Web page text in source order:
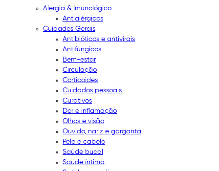
Alergia & Imunológico
Antialérgicos
Cuidados Gerais
Antibióticos e antivirais
Antifúngicos
Bem-estar
Circulação
Corticoides
Cuidados pessoais
Curativos
Dor e inflamação
Olhos e visão
Ouvido, nariz e garganta
Pele e cabelo
Saúde bucal
Saúde íntima